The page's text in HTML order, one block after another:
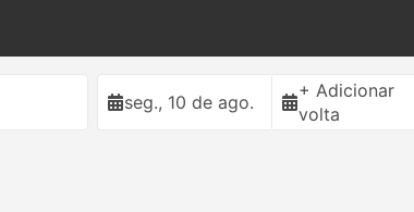
seg., 10 de ago.
+ Adicionar
volta